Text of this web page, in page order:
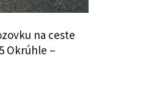
na ceste
Okrúhle –